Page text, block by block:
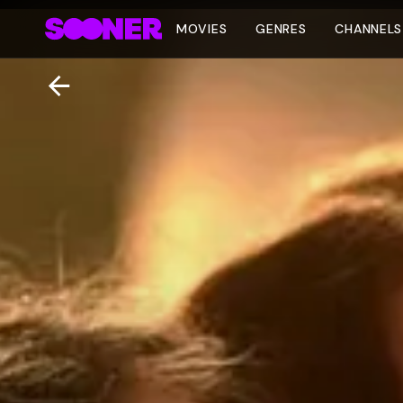
MOVIES GENRES CHANNELS